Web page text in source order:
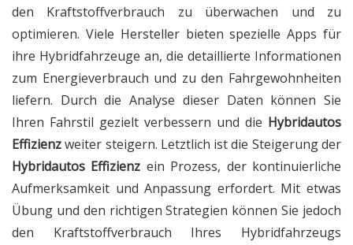
den Kraftstoffverbrauch zu überwachen und zu
optimieren. Viele Hersteller bieten spezielle Apps für
ihre Hybridfahrzeuge an, die detaillierte Informationen
zum Energieverbrauch und zu den Fahrgewohnheiten
liefern. Durch die Analyse dieser Daten können Sie
Ihren Fahrstil gezielt verbessern und die Hybridautos
Effizienzweiter steigern. Letztlich ist die Steigerung der
Hybridautos Effizienz ein Prozess, der kontinuierliche
Aufmerksamkeit und Anpassung erfordert. Mit etwas
Übung und den richtigen Strategien können Sie jedoch
den Kraftstoffverbrauch Ihres Hybridfahrzeugs